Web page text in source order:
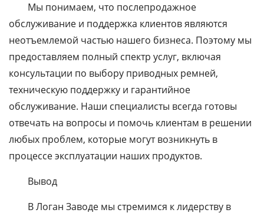
Мы понимаем, что послепродажное
обслуживание и поддержка клиентов являются
неотъемлемой частью нашего бизнеса. Поэтому мы
предоставляем полный спектр услуг, включая
консультации по выбору приводных ремней,
техническую поддержку и гарантийное
обслуживание. Наши специалисты всегда готовы
отвечать на вопросы и помочь клиентам в решении
любых проблем, которые могут возникнуть в
процессе эксплуатации наших продуктов.
Вывод
В Логан Заводе мы стремимся к лидерству в